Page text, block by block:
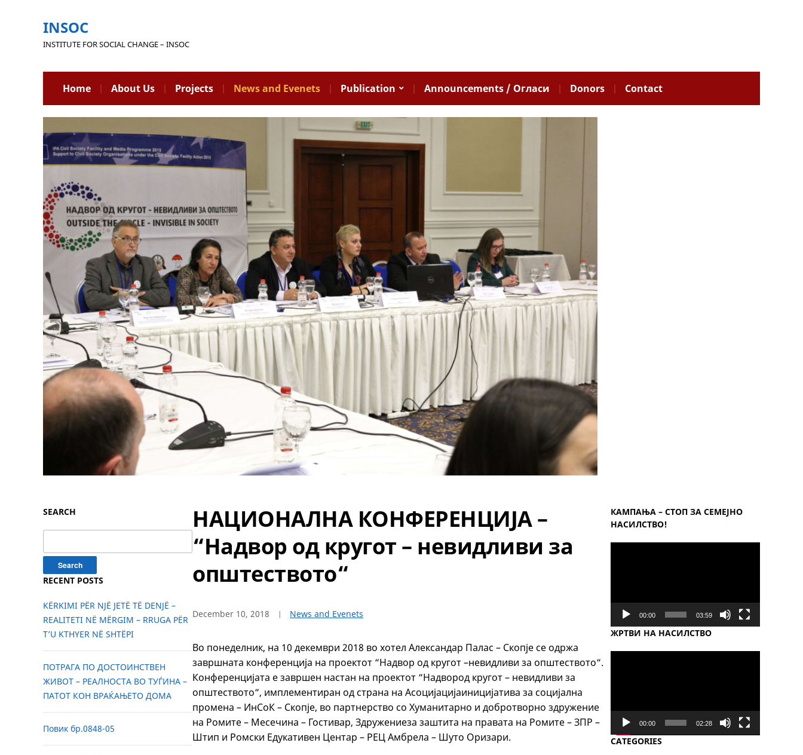
INSOC
INSTITUTE FOR SOCIAL CHANGE – INSOC
Home About Us Projects News and Evenets Publication Announcements / Огласи Donors Contact
SEARCH
RECENT POSTS
KËRKIMI PËR NJË JETË TË DENJË –
REALITETI NË MËRGIM – RRUGA PËR
T’U KTHYER NË SHTËPI
ПОТРАГА ПО ДОСТОИНСТВЕН
ЖИВОТ – РЕАЛНОСТА ВО ТУЃИНА –
ПАТОТ КОН ВРАЌАЊЕТО ДОМА
Повик бр.0848-05
НАЦИОНАЛНА КОНФЕРЕНЦИЈА –
“Надвор од кругот – невидливи за
општеството“
December 10, 2018 News and Evenets
Во понеделник, на 10 декември 2018 во хотел Александар Палас – Скопје се одржа
завршната конференција на проектот “Надвор од кругот –невидливи за општеството“.
Конференцијата е завршен настан на проектот “Надвород кругот – невидливи за
општеството“, имплементиран од страна на Асоцијацијаиницијатива за социјална
промена – ИнСоК – Скопје, во партнерство со Хуманитарно и добротворно здружение
на Ромите – Месечина – Гостивар, Здружениеза заштита на правата на Ромите – ЗПР –
Штип и Ромски Едукативен Центар – РЕЦ Амбрела – Шуто Оризари.
КАМПАЊА – СТОП ЗА СЕМЕЈНО
НАСИЛСТВО!
00:00 03:59
ЖРТВИ НА НАСИЛСТВО
00:00 02:28
CATEGORIES